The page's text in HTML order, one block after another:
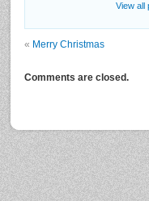
View
« Merry Christmas
Comments are closed.